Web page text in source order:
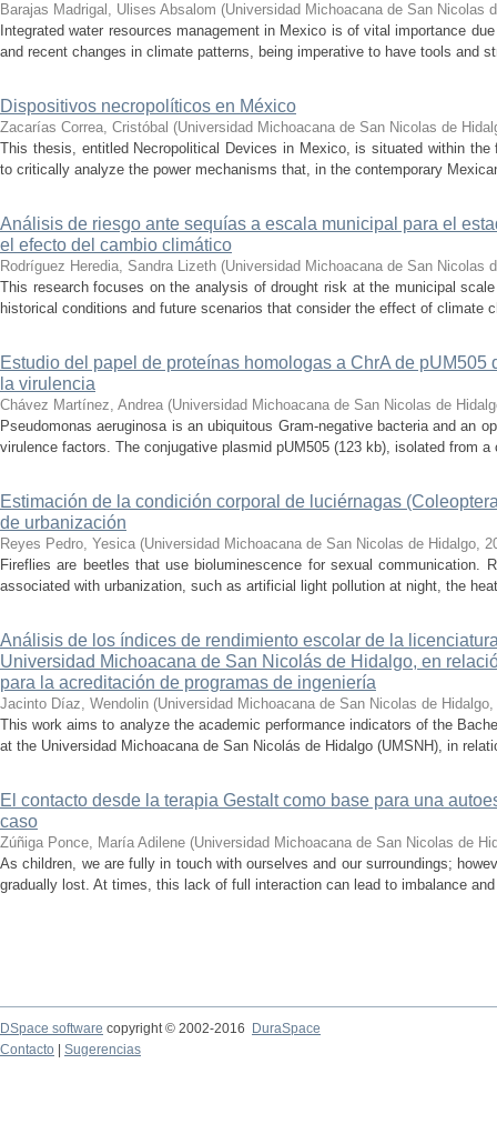
Barajas Madrigal, Ulises Absalom (Universidad Michoacana de San Nicolas
Integrated water resources management in Mexico is of vital importance
and recent changes in climate patterns, being imperative to have tools and
Dispositivos necropolíticos en México
Zacarías Correa, Cristóbal (Universidad Michoacana de San Nicolas de
This thesis, entitled Necropolitical Devices in Mexico, is situated within
to critically analyze the power mechanisms that, in the contemporary
Análisis de riesgo ante sequías a escala municipal para el
el efecto del cambio climático
Rodríguez Heredia, Sandra Lizeth (Universidad Michoacana de San Nicolas
This research focuses on the analysis of drought risk at the municipal
historical conditions and future scenarios that consider the effect of climate
Estudio del papel de proteínas homologas a ChrA de
la virulencia
Chávez Martínez, Andrea (Universidad Michoacana de San Nicolas de
Pseudomonas aeruginosa is an ubiquitous Gram-negative bacteria and an
virulence factors. The conjugative plasmid pUM505 (123 kb), isolated from
Estimación de la condición corporal de luciérnagas
de urbanización
Reyes Pedro, Yesica (Universidad Michoacana de San Nicolas de Hidalgo,
Fireflies are beetles that use bioluminescence for sexual communication.
associated with urbanization, such as artificial light pollution at night, the
Análisis de los índices de rendimiento escolar de la
Universidad Michoacana de San Nicolás de Hidalgo, en
para la acreditación de programas de ingeniería
Jacinto Díaz, Wendolin (Universidad Michoacana de San Nicolas de Hidalgo,
This work aims to analyze the academic performance indicators of the
at the Universidad Michoacana de San Nicolás de Hidalgo (UMSNH), in
El contacto desde la terapia Gestalt como base para una
caso
Zúñiga Ponce, María Adilene (Universidad Michoacana de San Nicolas de
As children, we are fully in touch with ourselves and our surroundings;
gradually lost. At times, this lack of full interaction can lead to imbalance
DSpace software copyright © 2002-2016
DuraSpace
Contacto
Sugerencias